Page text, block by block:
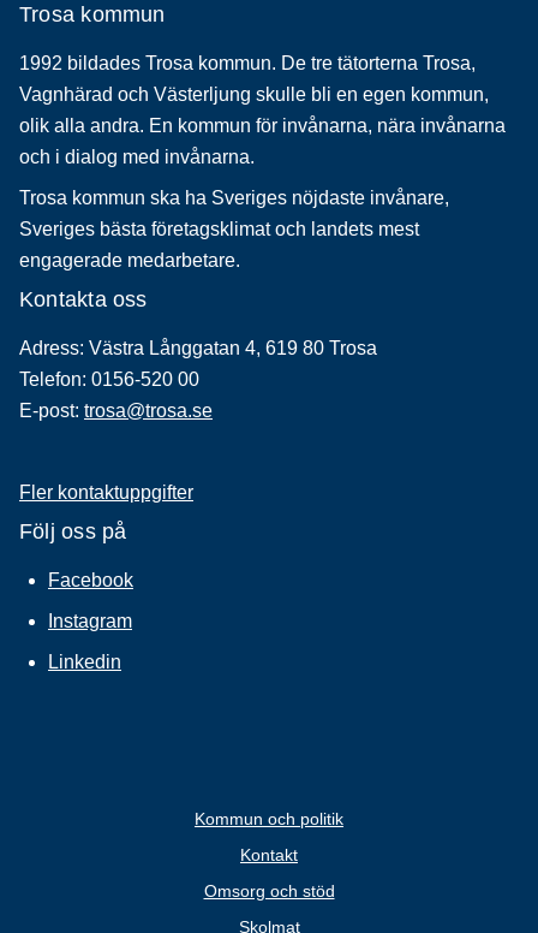
Trosa kommun
1992 bildades Trosa kommun. De tre tätorterna Trosa,
Vagnhärad och Västerljung skulle bli en egen kommun,
olik alla andra. En kommun för invånarna, nära invånarna
och i dialog med invånarna.
Trosa kommun ska ha Sveriges nöjdaste invånare,
Sveriges bästa företagsklimat och landets mest
engagerade medarbetare.
Kontakta oss
Adress: Västra Långgatan 4, 619 80 Trosa
Telefon: 0156-520 00
E-post: trosa@trosa.se
Fler kontaktuppgifter
Följ oss på
Facebook
Instagram
Linkedin
Kommun och politik
Kontakt
Omsorg och stöd
Skolmat